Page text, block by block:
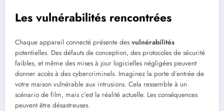
Les vulnérabilités rencontrées
Chaque appareil connecté présente des vulnérabilités
potentielles. Des défauts de conception, des protocoles de sécurité
faibles, et même des mises à jour logicielles négligées peuvent
donner accès à des cybercriminels. Imaginez la porte d’entrée de
votre maison vulnérable aux intrusions. Cela ressemble à un
scénario de film, mais c’est la réalité actuelle. Les conséquences
peuvent être désastreuses.